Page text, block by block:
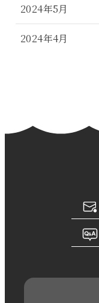
2024年5月
2024年4月
2024年1月
2023年10月
2023年8月